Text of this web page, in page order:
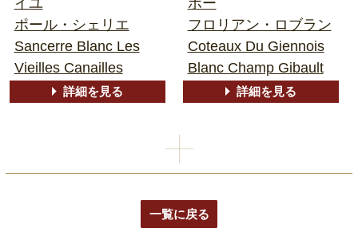
ポール・シェリエ
Sancerre Blanc Les
Vieilles Canailles
詳細を見る
フロリアン・ロブラン
Coteaux Du Giennois
Blanc Champ Gibault
詳細を見る
一覧に戻る